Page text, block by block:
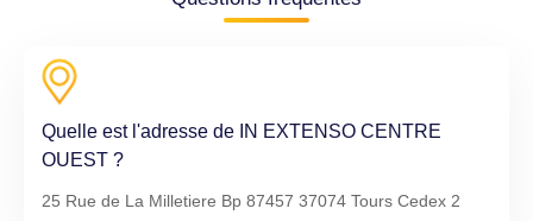
Quelle est l'adresse de IN EXTENSO CENTRE
OUEST ?
25 Rue de La Milletiere Bp 87457 37074 Tours Cedex 2